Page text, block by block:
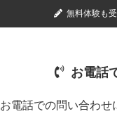
無料体験も
お電話
お電話での問い合わせ